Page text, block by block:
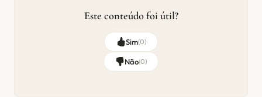
Este conteúdo foi útil?
Sim(0)
Não(0)